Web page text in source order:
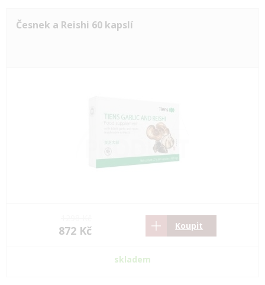
Česnek a Reishi 60 kapslí
872 Kč Koupit
skladem